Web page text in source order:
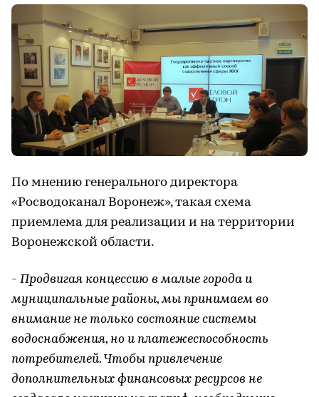
По мнению генерального директора
«Росводоканал Воронеж», такая схема
приемлема для реализации и на территории
Воронежской области.
- Продвигая концессию в малые города и
муниципальные районы, мы принимаем во
внимание не только состояние системы
водоснабжения, но и платежеспособность
потребителей. Чтобы привлечение
дополнительных финансовых ресурсов не